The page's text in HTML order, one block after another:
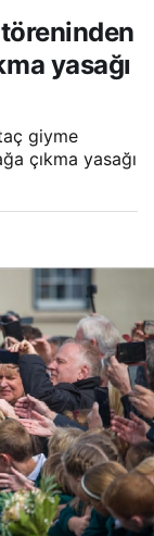
yasağı
yasağı
giyme
çıkma yasağı